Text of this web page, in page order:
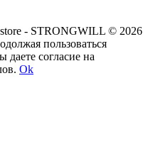
- STRONGWILL © 2026
пользоваться
даете согласие на
Ok